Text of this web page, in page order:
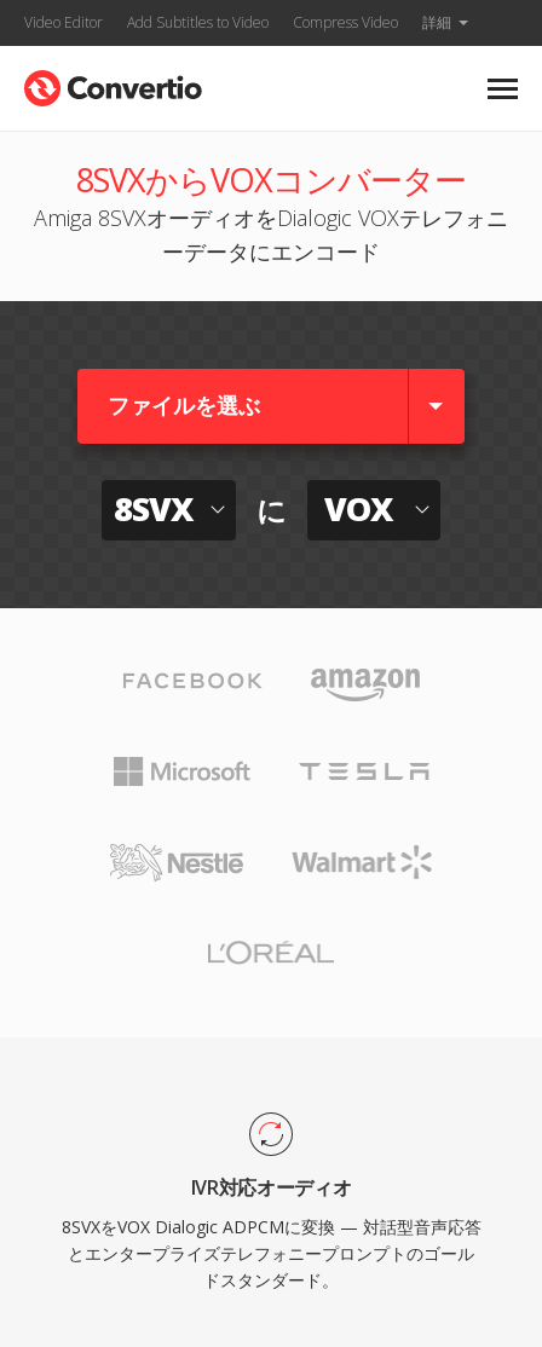
Video Editor Add Subtitles to Video Compress Video 詳細
8SVXからVOXコンバーター
Amiga 8SVXオーディオをDialogic VOXテレフォニ
ーデータにエンコード
ファイルを選ぶ
8SVX に VOX
IVR対応オーディオ
8SVXをVOX Dialogic ADPCMに変換 — 対話型音声応答
とエンタープライズテレフォニープロンプトのゴール
ドスタンダード。